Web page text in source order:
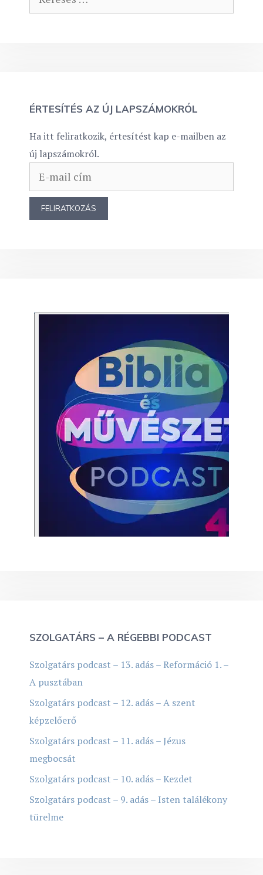
ÉRTESÍTÉS AZ ÚJ LAPSZÁMOKRÓL
Ha itt feliratkozik, értesítést kap e-mailben az
új lapszámokról.
SZOLGATÁRS – A RÉGEBBI PODCAST
Szolgatárs podcast – 13. adás – Reformáció 1. –
A pusztában
Szolgatárs podcast – 12. adás – A szent
képzelőerő
Szolgatárs podcast – 11. adás – Jézus
megbocsát
Szolgatárs podcast – 10. adás – Kezdet
Szolgatárs podcast – 9. adás – Isten találékony
türelme